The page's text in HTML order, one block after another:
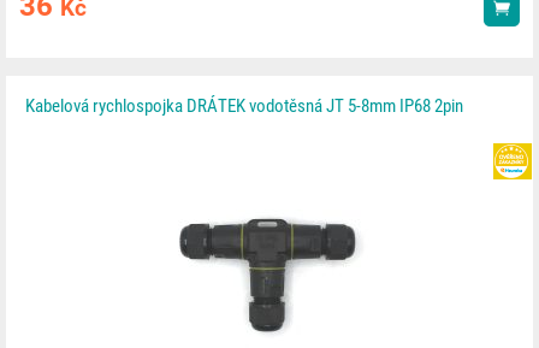
Kč
Kabelová rychlospojka DRÁTEK vodotěsná JT 5-8mm IP68 2pin